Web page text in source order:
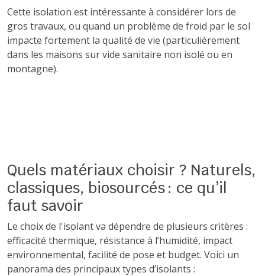
Cette isolation est intéressante à considérer lors de
gros travaux, ou quand un problème de froid par le sol
impacte fortement la qualité de vie (particulièrement
dans les maisons sur vide sanitaire non isolé ou en
montagne).
Quels matériaux choisir ? Naturels,
classiques, biosourcés : ce qu’il
faut savoir
Le choix de l'isolant va dépendre de plusieurs critères :
efficacité thermique, résistance à l’humidité, impact
environnemental, facilité de pose et budget. Voici un
panorama des principaux types d’isolants :